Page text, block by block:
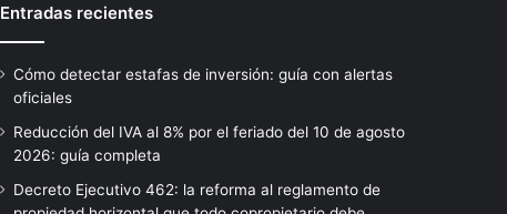
Entradas recientes
Cómo detectar estafas de inversión: guía con alertas
oficiales
Reducción del IVA al 8% por el feriado del 10 de agosto
2026: guía completa
Decreto Ejecutivo 462: la reforma al reglamento de